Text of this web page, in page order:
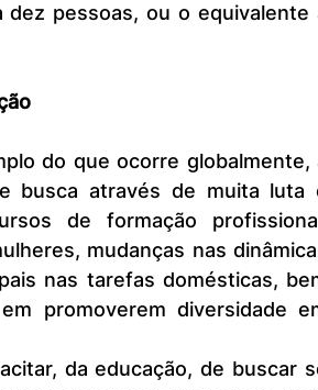
pessoas, ou o equivalente
busca através de muita luta
de formação
mudanças nas
nas tarefas domésticas,
promoverem diversidade